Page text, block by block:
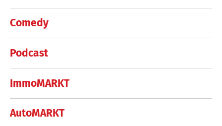
Comedy
Podcast
ImmoMARKT
AutoMARKT